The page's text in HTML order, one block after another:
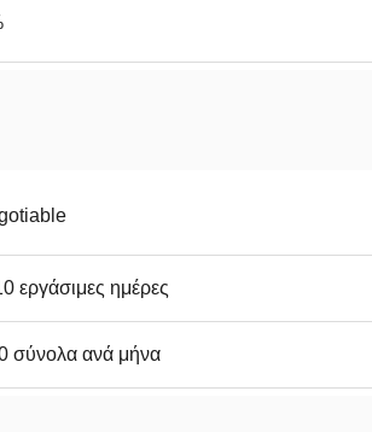
εργάσιμες ημέρες
σύνολα ανά μήνα